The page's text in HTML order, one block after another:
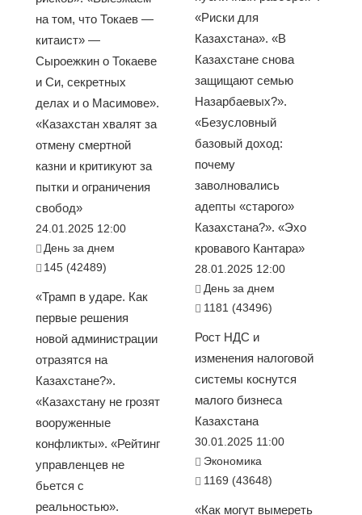
на том, что Токаев —
китаист» —
Сыроежкин о Токаеве
и Си, секретных
делах и о Масимове».
«Казахстан хвалят за
отмену смертной
казни и критикуют за
пытки и ограничения
свобод»
24.01.2025 12:00
День за днем
145 (42489)
«Трамп в ударе. Как
первые решения
новой администрации
отразятся на
Казахстане?».
«Казахстану не грозят
вооруженные
конфликты». «Рейтинг
управленцев не
бьется с
реальностью».
«Риски для
Казахстана». «В
Казахстане снова
защищают семью
Назарбаевых?».
«Безусловный
базовый доход:
почему
заволновались
адепты «старого»
Казахстана?». «Эхо
кровавого Кантара»
28.01.2025 12:00
День за днем
1181 (43496)
Рост НДС и
изменения налоговой
системы коснутся
малого бизнеса
Казахстана
30.01.2025 11:00
Экономика
1169 (43648)
«Как могут вымереть